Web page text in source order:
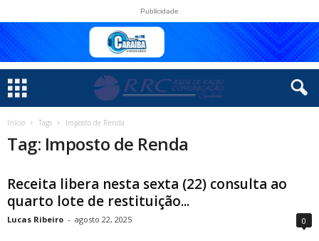
Publicidade
Início Tags Imposto de Renda
Tag: Imposto de Renda
Receita libera nesta sexta (22) consulta ao
quarto lote de restituição...
Lucas Ribeiro - agosto 22, 2025 0